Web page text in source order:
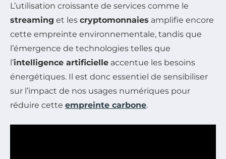
L’utilisation croissante de services comme le
streaming et les cryptomonnaies amplifie encore
cette empreinte environnementale, tandis que
l’émergence de technologies telles que
l’intelligence artificielle accentue les besoins
énergétiques. Il est donc essentiel de sensibiliser
sur l’impact de nos usages numériques pour
réduire cette empreinte carbone.